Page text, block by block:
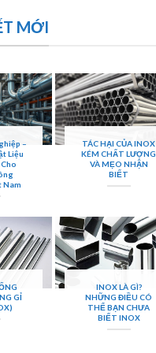
NAM THUẬN PHÁT.
MỚI
–
Liệu
Nam
TÁC HẠI CỦA INOX
KÉM CHẤT LƯỢNG
VÀ MẸO NHẬN
BIẾT
GỈ
INOX LÀ GÌ?
NHỮNG ĐIỀU CÓ
THỂ BẠN CHƯA
BIẾT INOX